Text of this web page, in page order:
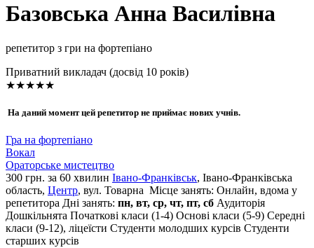
Базовська Анна Василівна
репетитор з гри на фортепіано
Приватний викладач (досвід 10 років)
★★★★★
На даний момент цей репетитор не приймає нових учнів.
Гра на фортепіано
Вокал
Ораторське мистецтво
300 грн. за 60 хвилин Івано-Франківськ, Івано-Франківська
область, Центр, вул. Товарна Місце занять: Онлайн, вдома у
репетитора Дні занять: пн, вт, ср, чт, пт, сб Аудиторія
Дошкільнята Початкові класи (1-4) Основі класи (5-9) Середні
класи (9-12), ліцеїсти Студенти молодших курсів Студенти
старших курсів